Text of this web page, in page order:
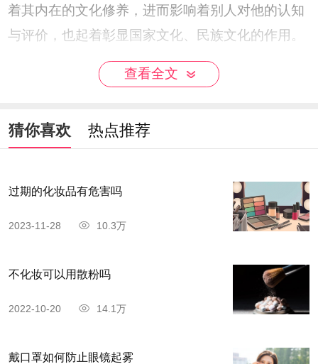
着其内在的文化修养，进而影响着别人对他的认知
与评价，也起着彰显国家文化、民族文化的作用。
查看全文
猜你喜欢 热点推荐
过期的化妆品有危害吗
2023-11-28 10.3万
不化妆可以用散粉吗
2022-10-20 14.1万
戴口罩如何防止眼镜起雾